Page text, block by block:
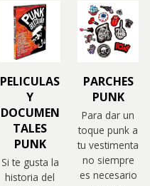
PELICULAS
Y
DOCUMEN
TALES
PUNK
Si te gusta la
historia del
PARCHES
PUNK
Para dar un
toque punk a
tu vestimenta
no siempre
es necesario